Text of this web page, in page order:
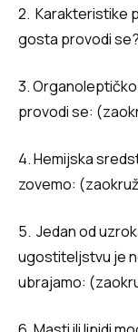
2. Karakteristike
gosta provodi se?
3.
provodi se:
4. Hemijska
zovemo:
5. Jedan od
ugostiteljstvu je
ubrajamo: